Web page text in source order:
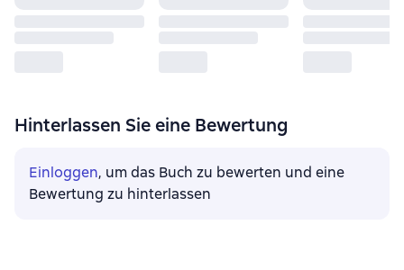
Hinterlassen Sie eine Bewertung
Einloggen, um das Buch zu bewerten und eine
Bewertung zu hinterlassen